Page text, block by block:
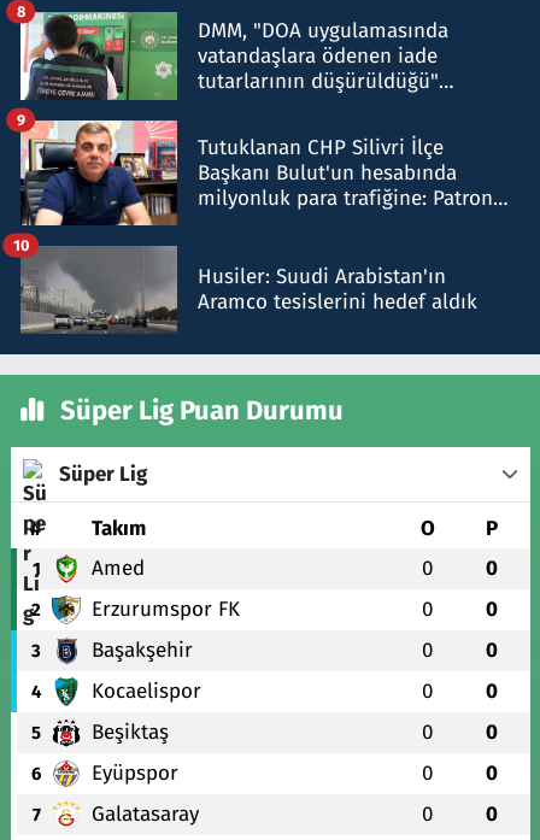
DMM, "DOA uygulamasında
vatandaşlara ödenen iade
tutarlarının düşürüldüğü"
8
Tutuklanan CHP Silivri İlçe
Başkanı Bulut'un hesabında
milyonluk para trafiğine: Patron
9
Husiler: Suudi Arabistan'ın
Aramco tesislerini hedef aldık
10
Süper Lig Puan Durumu
Süper Lig
# Takım O P
1 Amed 0 0
2 Erzurumspor FK 0 0
3 Başakşehir 0 0
4 Kocaelispor 0 0
5 Beşiktaş 0 0
6 Eyüpspor 0 0
7 Galatasaray 0 0